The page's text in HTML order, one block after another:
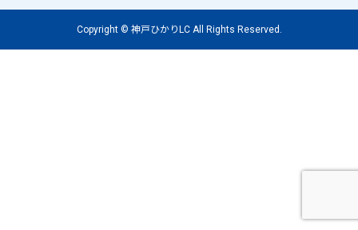
Copyright © 神戸ひかりLC All Rights Reserved.